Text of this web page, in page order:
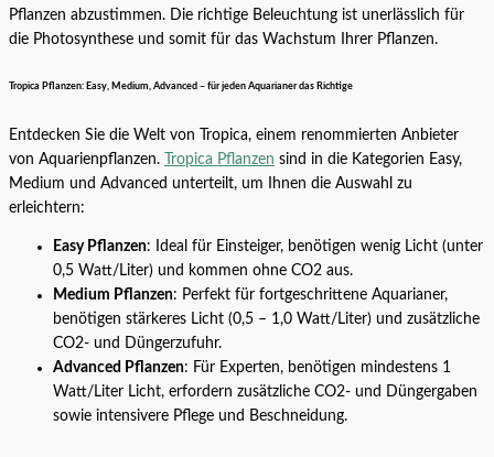
Pflanzen abzustimmen. Die richtige Beleuchtung ist unerlässlich für
die Photosynthese und somit für das Wachstum Ihrer Pflanzen.
Tropica Pflanzen: Easy, Medium, Advanced – für jeden Aquarianer das Richtige
Entdecken Sie die Welt von Tropica, einem renommierten Anbieter
von Aquarienpflanzen.
Tropica Pflanzen sind in die Kategorien Easy,
Medium und Advanced unterteilt, um Ihnen die Auswahl zu
erleichtern:
Easy Pflanzen: Ideal für Einsteiger, benötigen wenig Licht (unter
0,5 Watt/Liter) und kommen ohne CO2 aus.
Medium Pflanzen: Perfekt für fortgeschrittene Aquarianer,
benötigen stärkeres Licht (0,5 – 1,0 Watt/Liter) und zusätzliche
CO2- und Düngerzufuhr.
Advanced Pflanzen: Für Experten, benötigen mindestens 1
Watt/Liter Licht, erfordern zusätzliche CO2- und Düngergaben
sowie intensivere Pflege und Beschneidung.